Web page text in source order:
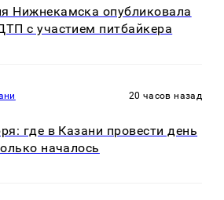
Нижнекамска опубликовала
с участием питбайкера
20 часов назад
где в Казани провести день
началось